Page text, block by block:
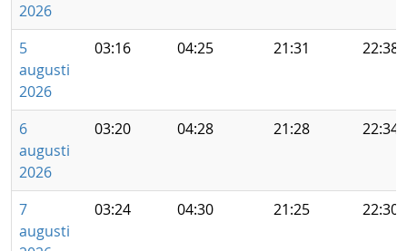
2026
5
augusti
2026
03:16 04:25 21:31 22:38
6
augusti
2026
03:20 04:28 21:28 22:34
7
augusti
03:24 04:30 21:25 22:30